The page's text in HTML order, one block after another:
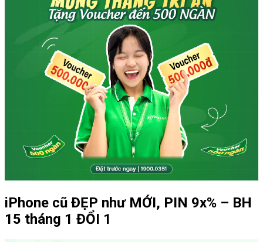
iPhone cũ ĐẸP như MỚI, PIN 9x% – BH
15 tháng 1 ĐỔI 1